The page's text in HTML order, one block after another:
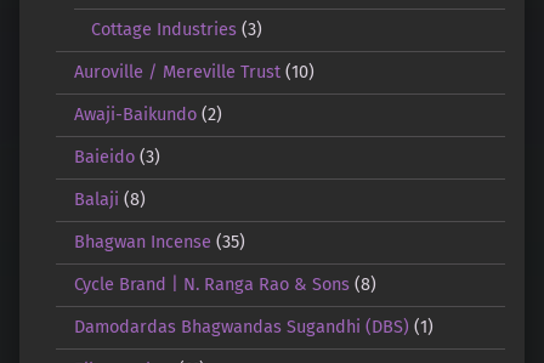
Cottage Industries (3)
Auroville / Mereville Trust(10)
Awaji-Baikundo(2)
Baieido(3)
Balaji (8)
Bhagwan Incense (35)
Cycle Brand | N. Ranga Rao & Sons(8)
Damodardas Bhagwandas Sugandhi (DBS) (1)